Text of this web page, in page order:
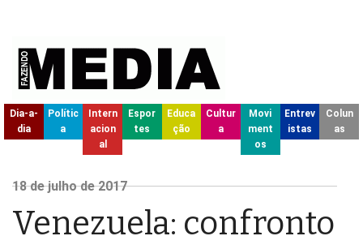
Dia-a-
dia
Polític
a
Intern
acion
al
Espor
tes
Educa
ção
Cultur
a
Movi
ment
os
Entrev
istas
Colun
as
18de julho de2017
Venezuela: confronto